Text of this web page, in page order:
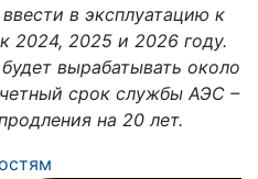
в эксплуатацию к
2024, 2025 и 2026 году.
вырабатывать около
срок службы АЭС –
на 20 лет.